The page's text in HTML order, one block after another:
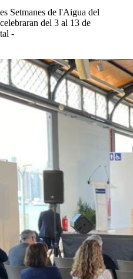
Setmanes de l'Aigua del
del 3 al 13 de
-